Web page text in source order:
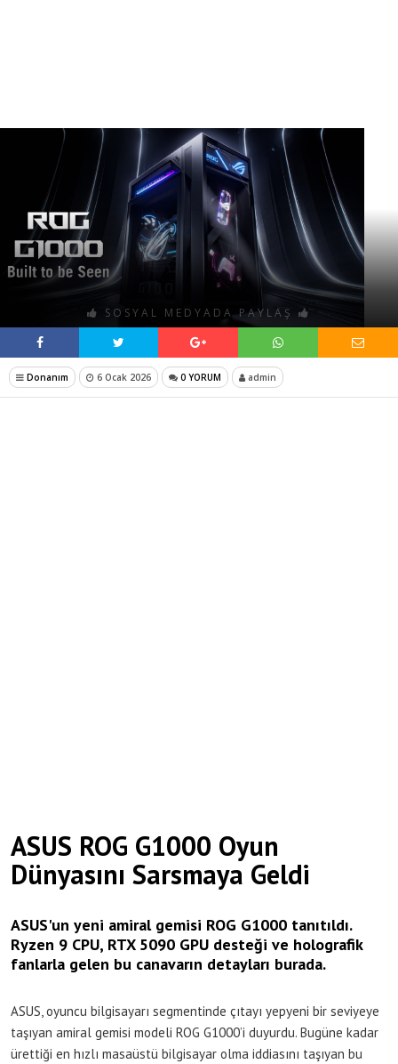
SOSYAL MEDYADA PAYLAŞ
Donanım 6 Ocak 2026 0 YORUM admin
ASUS ROG G1000 Oyun
Dünyasını Sarsmaya Geldi
ASUS'un yeni amiral gemisi ROG G1000 tanıtıldı.
Ryzen 9 CPU, RTX 5090 GPU desteği ve holografik
fanlarla gelen bu canavarın detayları burada.
ASUS, oyuncu bilgisayarı segmentinde çıtayı yepyeni bir seviyeye
taşıyan amiral gemisi modeli ROG G1000’i duyurdu. Bugüne kadar
ürettiği en hızlı masaüstü bilgisayar olma iddiasını taşıyan bu